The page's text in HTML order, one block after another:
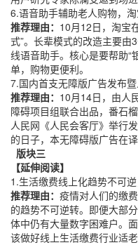
6.语音助手辅助老人购物，
推荐理由： 10月12日，淘宝
式”。长辈模式的改造主要由
线语音助手。核心是要帮助“
单，购物更便利。
7.国内首支无障版广告发布
推荐理由： 10月14日，由人
障碍项目组联合出品，番石
人民网《人民会客厅》举行
的日子，本无障碍版广告在
版块三
【延伸阅读】
1.生活缴费线上化趋势不可
推荐理由： 疫情对人们的缴
的趋势不可逆转。即便大部
体中仍有大量数字困难户。
该做好线上生活缴费行业适老